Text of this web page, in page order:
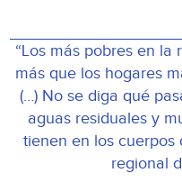
“Los más pobres en
más que los hogares
(…) No se diga qué
aguas residuales y
tienen en los cuerpos
regional